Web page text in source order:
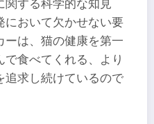
関する科学的な知見
において欠かせない要
ーは、猫の健康を第一
食べてくれる、より
追求し続けているので